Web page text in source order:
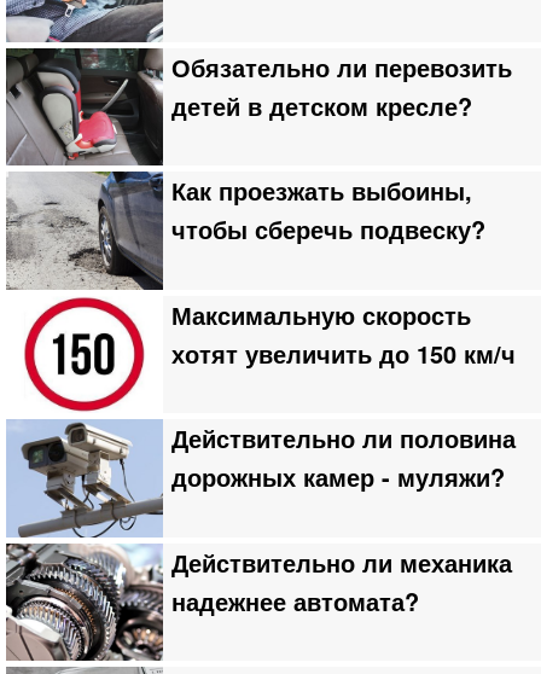
Обязательно ли перевозить
детей в детском кресле?
Как проезжать выбоины,
чтобы сберечь подвеску?
Максимальную скорость
хотят увеличить до 150 км/ч
Действительно ли половина
дорожных камер - муляжи?
Действительно ли механика
надежнее автомата?